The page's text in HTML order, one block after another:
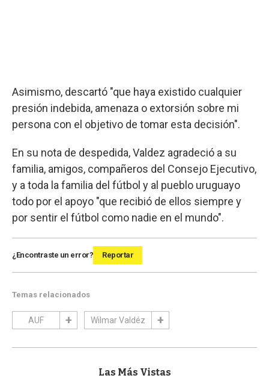
Asimismo, descartó "que haya existido cualquier
presión indebida, amenaza o extorsión sobre mi
persona con el objetivo de tomar esta decisión".
En su nota de despedida, Valdez agradeció a su
familia, amigos, compañeros del Consejo Ejecutivo,
y a toda la familia del fútbol y al pueblo uruguayo
todo por el apoyo "que recibió de ellos siempre y
por sentir el fútbol como nadie en el mundo".
¿Encontraste un error? Reportar
Temas relacionados
AUF Wilmar Valdéz
Las Más Vistas